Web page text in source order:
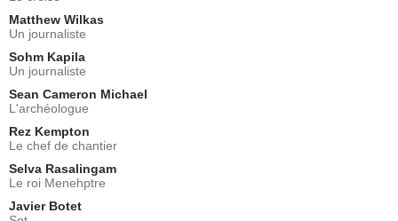
Matthew Wilkas
Un journaliste
Sohm Kapila
Un journaliste
Sean Cameron Michael
L'archéologue
Rez Kempton
Le chef de chantier
Selva Rasalingam
Le roi Menehptre
Javier Botet